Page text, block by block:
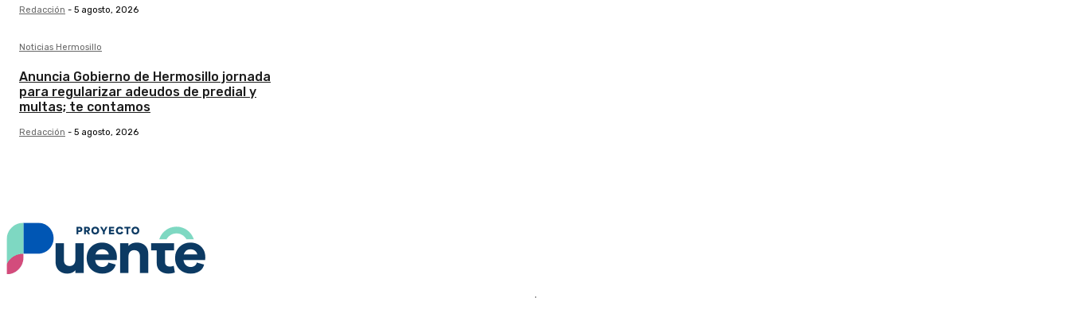
Redacción - 5 agosto, 2026
Noticias Hermosillo
Anuncia Gobierno de Hermosillo jornada
para regularizar adeudos de predial y
multas; te contamos
Redacción - 5 agosto, 2026
.